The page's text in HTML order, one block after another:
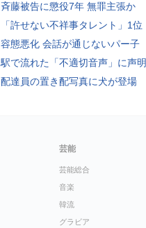
斉藤被告に懲役7年 無罪主張か
「許せない不祥事タレント」1位
容態悪化 会話が通じないパー子
駅で流れた「不適切音声」に声明
配達員の置き配写真に犬が登場
芸能
芸能総合
音楽
韓流
グラビア